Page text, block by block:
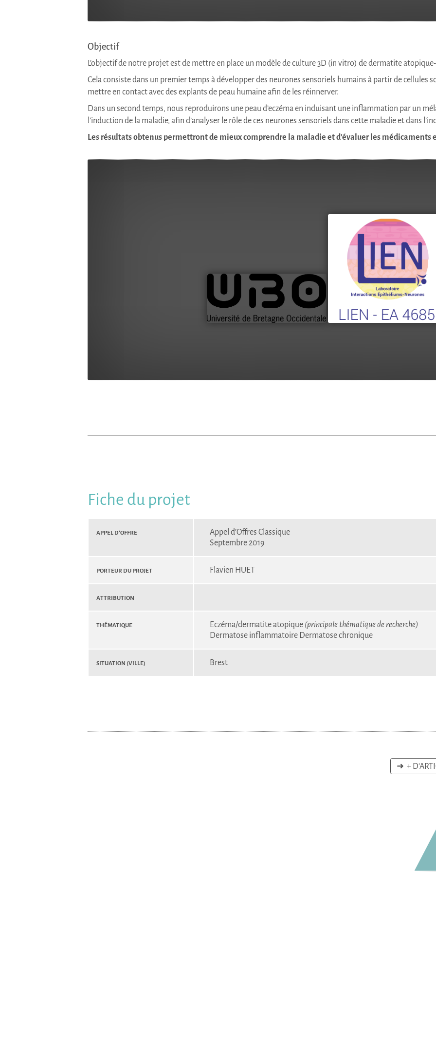
Objectif
L’objectif de notre projet est de mettre en place un modèle de culture 3D (in vitro) de dermatite
Cela consiste dans un premier temps à développer des neurones sensoriels humains à partir de cellules
mettre en contact avec des explants de peau humaine afin de les réinnerver.
Dans un second temps, nous reproduirons une peau d’eczéma en induisant une inflammation par un
l’induction de la maladie, afin d’analyser le rôle de ces neurones sensoriels dans cette maladie et dans
Les résultats obtenus permettront de mieux comprendre la maladie et d’évaluer les médicaments
Fiche du projet
Appel d’Offre
Appel d’Offres Classique
Septembre 2019
Porteur du projet Flavien HUET
Attribution
Thématique Eczéma/dermatite atopique (principale thématique de recherche)
Dermatose inflammatoire Dermatose chronique
Situation (Ville) Brest
➜ +